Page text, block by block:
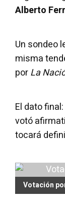
Alberto
Un sondeo
misma
porLa
El dato
votó
tocará
Votación